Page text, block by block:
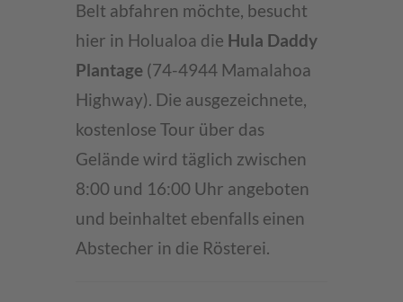
Belt abfahren möchte, besucht
hier in Holualoa die Hula Daddy
Plantage (74-4944 Mamalahoa
Highway). Die ausgezeichnete,
kostenlose Tour über das
Gelände wird täglich zwischen
8:00 und 16:00 Uhr angeboten
und beinhaltet ebenfalls einen
Abstecher in die Rösterei.